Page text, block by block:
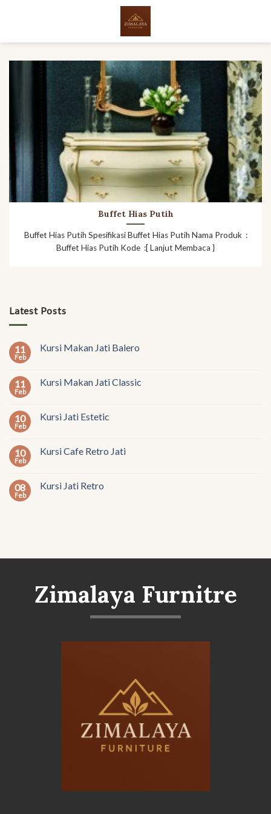
Latest Posts
11
Feb
Kursi Makan Jati Balero
11
Feb
Kursi Makan Jati Classic
10
Feb
Kursi Jati Estetic
10
Feb
Kursi Cafe Retro Jati
08
Feb
Kursi Jati Retro
Buffet Hias Putih
Buffet Hias Putih Spesifikasi Buffet Hias Putih Nama Produk :
Buffet Hias Putih Kode :[ Lanjut Membaca }
Zimalaya Furnitre